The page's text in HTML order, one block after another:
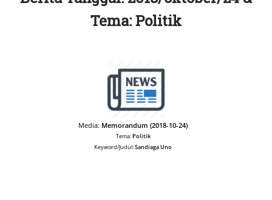
Tema: Politik
Media: Memorandum (2018-10-24)
Tema:Politik
Keyword/Judul:Sandiaga Uno